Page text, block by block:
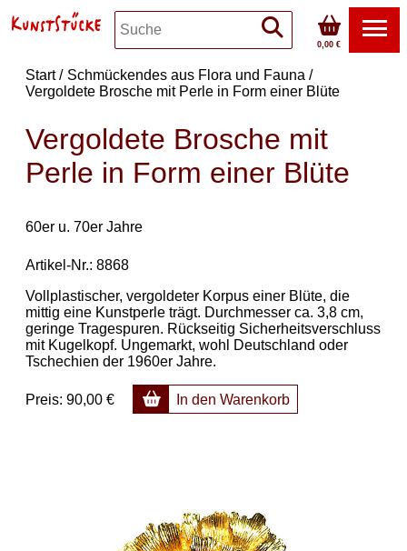
0,00 €
Start
Schmückendes aus Flora und Fauna
Vergoldete Brosche mit Perle in Form einer Blüte
Vergoldete Brosche mit
Perle in Form einer Blüte
60er u. 70er Jahre
Artikel-Nr.: 8868
Vollplastischer, vergoldeter Korpus einer Blüte, die
mittig eine Kunstperle trägt. Durchmesser ca. 3,8 cm,
geringe Tragespuren. Rückseitig Sicherheitsverschluss
mit Kugelkopf. Ungemarkt, wohl Deutschland oder
Tschechien der 1960er Jahre.
Preis: 90,00 € In den Warenkorb